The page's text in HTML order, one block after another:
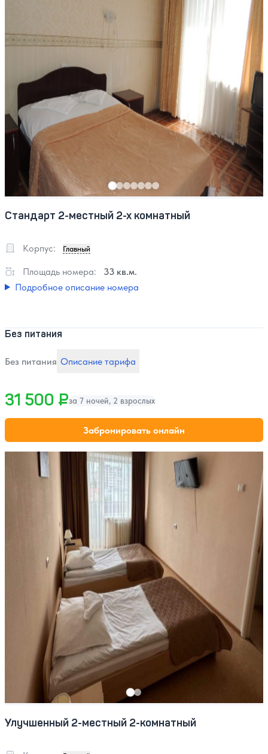
Стандарт 2-местный 2-х комнатный
Корпус: Главный
Площадь номера:
33 кв.м.
Подробное описание номера
Без питания
Без питания Описание тарифа
31 500 ₽за 7 ночей, 2 взрослых
Забронировать онлайн
Улучшенный 2-местный 2-комнатный